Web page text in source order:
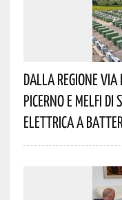
Dalla Regione
Picerno E Melfi Di
Elettrica A